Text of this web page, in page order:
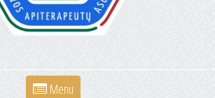
Menu